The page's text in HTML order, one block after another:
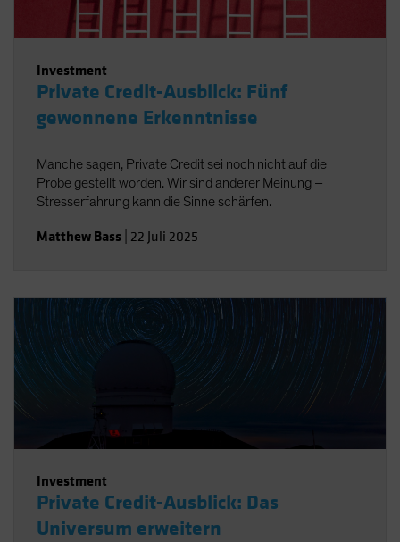
Investment
Private Credit-Ausblick: Fünf
gewonnene Erkenntnisse
Manche sagen, Private Credit sei noch nicht auf die
Probe gestellt worden. Wir sind anderer Meinung –
Stresserfahrung kann die Sinne schärfen.
Matthew Bass 22 Juli 2025
Investment
Private Credit-Ausblick: Das
Universum erweitern